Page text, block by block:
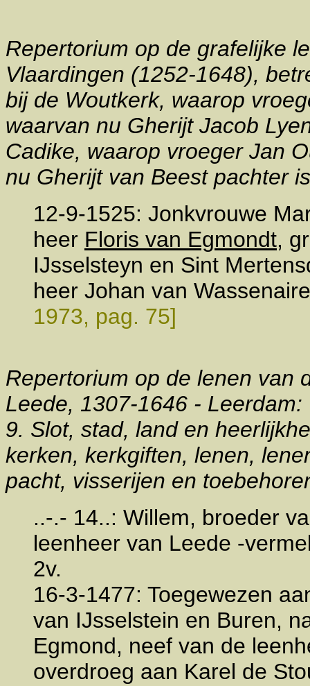
Repertorium op de grafelijke
Vlaardingen (1252-1648),
bij de Woutkerk, waarop
waarvan nu Gherijt Jacob
Cadike, waarop vroeger Jan
nu Gherijt van Beest pachter
12-9-1525: Jonkvrouwe
heer Floris van Egmondt,
IJsselsteyn en Sint
heer Johan van
1973, pag. 75]
Repertorium op de lenen van
Leede, 1307-1646 - Leerdam:
9. Slot, stad, land en
kerken, kerkgiften, lenen,
pacht, visserijen en
..-.- 14..: Willem, broeder
leenheer van Leede -
2v.
16-3-1477: Toegewezen
van IJsselstein en Buren,
Egmond, neef van de
overdroeg aan Karel de